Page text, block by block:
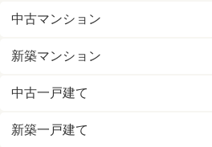
中古マンション
新築マンション
中古一戸建て
新築一戸建て